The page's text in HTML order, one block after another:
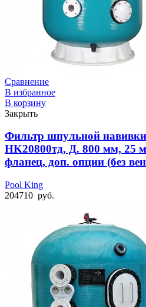
Сравнение
В избранное
В корзину
Закрыть
Фильтр шпульной
HK20800тд, Д. 800 мм, 25
фланец, доп. опции (без
Pool King
204710 руб.